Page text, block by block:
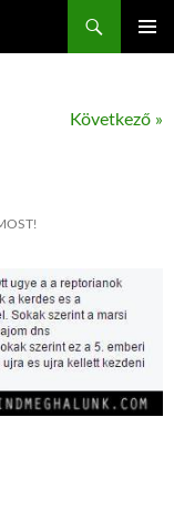
Következő »